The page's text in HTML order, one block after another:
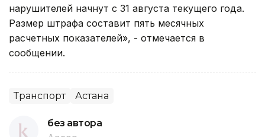
нарушителей начнут с 31 августа текущего года.
Размер штрафа составит пять месячных
расчетных показателей», - отмечается в
сообщении.
Транспорт Астана
без автора